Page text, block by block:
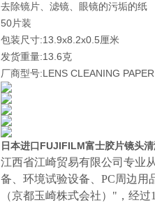
去除镜片、滤镜、眼镜的污垢的纸
50片装
包装尺寸:13.9x8.2x0.5厘米
发货重量:13.6克
厂商型号:LENS CLEANING
日本进口FUJIFILM富士胶片镜头
江西省江崎贸易有限公司专业
备、环境试验设备、PC周边用
（京都玉崎株式会社）"，经过